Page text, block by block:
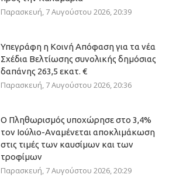
Παρασκευή, 7 Αυγούστου 2026, 20:39
Υπεγράφη η Κοινή Απόφαση για τα νέα
Σχέδια Βελτίωσης συνολικής δημόσιας
δαπάνης 263,5 εκατ. €
Παρασκευή, 7 Αυγούστου 2026, 20:36
Ο Πληθωρισμός υποχώρησε στο 3,4%
τον Ιούλιο-Αναμένεται αποκλιμάκωση
στις τιμές των καυσίμων και των
τροφίμων
Παρασκευή, 7 Αυγούστου 2026, 20:29